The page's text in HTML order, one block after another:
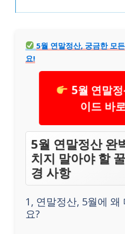
5월 연말정산, 궁금한 모
요!
5월 연말
이드 바
5월 연말정산 완
치지 말아야 할
경 사항
1, 연말정산, 5월에 왜
요?